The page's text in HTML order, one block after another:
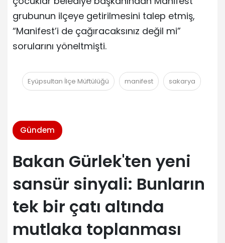
grubunun ilçeye getirilmesini talep etmiş,
“Manifest’i de çağıracaksınız değil mi”
sorularını yöneltmişti.
Eyüpsultan İlçe Müftülüğü manifest sakarya
Gündem
Bakan Gürlek'ten yeni
sansür sinyali: Bunların
tek bir çatı altında
mutlaka toplanması